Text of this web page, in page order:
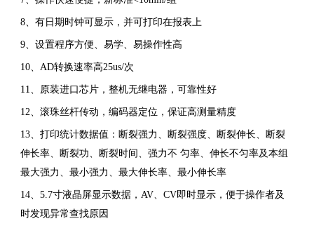
8、有日期时钟可显示，并可打印在报表上
9、设置程序方便、易学、易操作性高
10、AD转换速率高25us/次
11、原装进口芯片，整机无继电器，可靠性好
12、滚珠丝杆传动，编码器定位，保证高测量精度
13、打印统计数据值：断裂强力、断裂强度、断裂伸长、断裂
伸长率、断裂功、断裂时间、强力不 匀率、伸长不匀率及本组
最大强力、最小强力、最大伸长率、最小伸长率
14、5.7寸液晶屏显示数据，AV、CV即时显示，便于操作者及
时发现异常查找原因